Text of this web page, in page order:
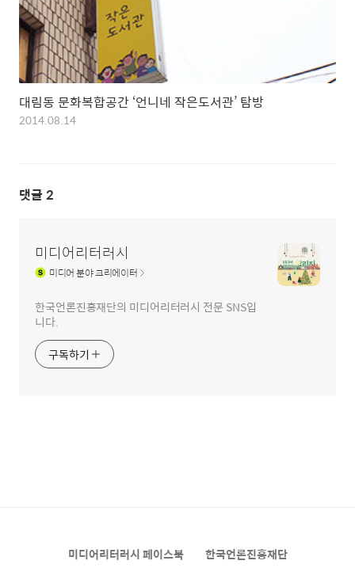
대림동 문화복합공간 ‘언니네 작은도서관’ 탐방
2014.08.14
댓글 2
미디어리터러시
미디어분야 크리에이터
한국언론진흥재단의 미디어리터러시 전문 SNS입
니다.
구독하기
미디어리터러시 페이스북 한국언론진흥재단